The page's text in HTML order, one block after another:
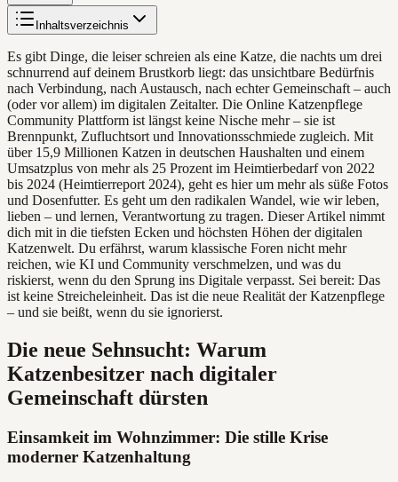
Inhaltsverzeichnis
Es gibt Dinge, die leiser schreien als eine Katze, die nachts um drei
schnurrend auf deinem Brustkorb liegt: das unsichtbare Bedürfnis
nach Verbindung, nach Austausch, nach echter Gemeinschaft – auch
(oder vor allem) im digitalen Zeitalter. Die Online Katzenpflege
Community Plattform ist längst keine Nische mehr – sie ist
Brennpunkt, Zufluchtsort und Innovationsschmiede zugleich. Mit
über 15,9 Millionen Katzen in deutschen Haushalten und einem
Umsatzplus von mehr als 25 Prozent im Heimtierbedarf von 2022
bis 2024 (Heimtierreport 2024), geht es hier um mehr als süße Fotos
und Dosenfutter. Es geht um den radikalen Wandel, wie wir leben,
lieben – und lernen, Verantwortung zu tragen. Dieser Artikel nimmt
dich mit in die tiefsten Ecken und höchsten Höhen der digitalen
Katzenwelt. Du erfährst, warum klassische Foren nicht mehr
reichen, wie KI und Community verschmelzen, und was du
riskierst, wenn du den Sprung ins Digitale verpasst. Sei bereit: Das
ist keine Streicheleinheit. Das ist die neue Realität der Katzenpflege
– und sie beißt, wenn du sie ignorierst.
Die neue Sehnsucht: Warum
Katzenbesitzer nach digitaler
Gemeinschaft dürsten
Einsamkeit im Wohnzimmer: Die stille Krise
moderner Katzenhaltung